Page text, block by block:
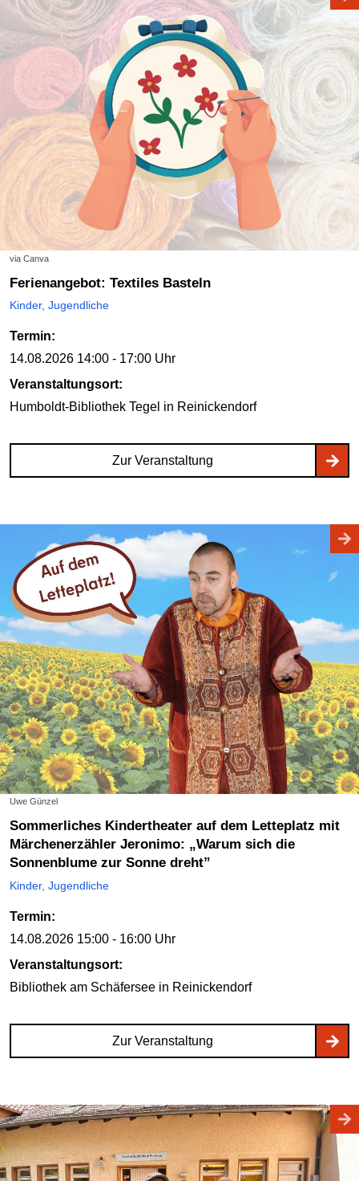
via Canva
Ferienangebot: Textiles Basteln
Kinder, Jugendliche
Termin:
14.08.2026 14:00 - 17:00 Uhr
Veranstaltungsort:
Humboldt-Bibliothek Tegel in Reinickendorf
Zur Veranstaltung
Uwe Günzel
Sommerliches Kindertheater auf dem Letteplatz mit
Märchenerzähler Jeronimo: „Warum sich die
Sonnenblume zur Sonne dreht”
Kinder, Jugendliche
Termin:
14.08.2026 15:00 - 16:00 Uhr
Veranstaltungsort:
Bibliothek am Schäfersee in Reinickendorf
Zur Veranstaltung